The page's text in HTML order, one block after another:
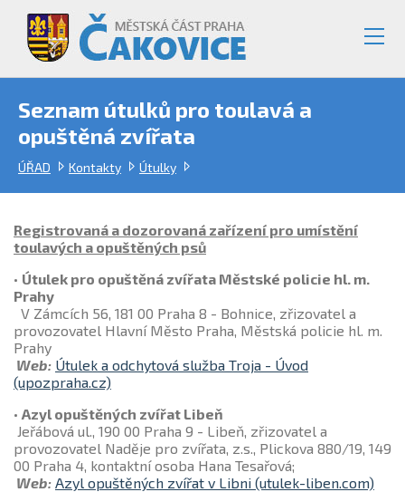
Seznam útulků pro toulavá a
opuštěná zvířata
ÚŘAD Kontakty Útulky
Registrovaná a dozorovaná zařízení pro umístění
toulavých a opuštěných psů
• Útulek pro opuštěná zvířata Městské policie hl. m.
Prahy
V Zámcích 56, 181 00 Praha 8 - Bohnice, zřizovatel a
provozovatel Hlavní Město Praha, Městská policie hl. m.
Prahy
Web: Útulek a odchytová služba Troja - Úvod
(upozpraha.cz)
• Azyl opuštěných zvířat Libeň
Jeřábová ul., 190 00 Praha 9 - Libeň, zřizovatel a
provozovatel Naděje pro zvířata, z.s., Plickova 880/19, 149
00 Praha 4, kontaktní osoba Hana Tesařová;
Web: Azyl opuštěných zvířat v Libni (utulek-liben.com)